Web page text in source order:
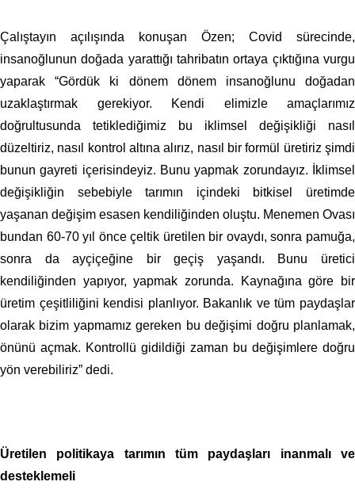
Çalıştayın açılışında konuşan Özen; Covid sürecinde,
insanoğlunun doğada yarattığı tahribatın ortaya çıktığına vurgu
yaparak “Gördük ki dönem dönem insanoğlunu doğadan
uzaklaştırmak gerekiyor. Kendi elimizle amaçlarımız
doğrultusunda tetiklediğimiz bu iklimsel değişikliği nasıl
düzeltiriz, nasıl kontrol altına alırız, nasıl bir formül üretiriz şimdi
bunun gayreti içerisindeyiz. Bunu yapmak zorundayız. İklimsel
değişikliğin sebebiyle tarımın içindeki bitkisel üretimde
yaşanan değişim esasen kendiliğinden oluştu. Menemen Ovası
bundan 60-70 yıl önce çeltik üretilen bir ovaydı, sonra pamuğa,
sonra da ayçiçeğine bir geçiş yaşandı. Bunu üretici
kendiliğinden yapıyor, yapmak zorunda. Kaynağına göre bir
üretim çeşitliliğini kendisi planlıyor. Bakanlık ve tüm paydaşlar
olarak bizim yapmamız gereken bu değişimi doğru planlamak,
önünü açmak. Kontrollü gidildiği zaman bu değişimlere doğru
yön verebiliriz” dedi.
Üretilen politikaya tarımın tüm paydaşları inanmalı ve
desteklemeli